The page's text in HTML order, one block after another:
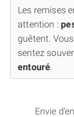
Les remises
attention :
guêtent.
sentez
entouré.
Envie